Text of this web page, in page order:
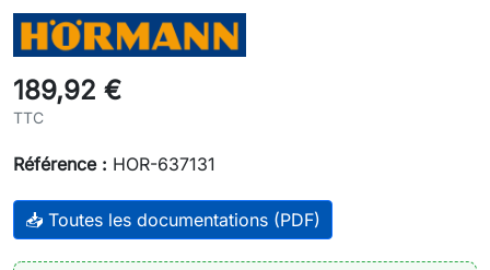
189,92 €
TTC
Référence : HOR-637131
📥 Toutes les documentations (PDF)